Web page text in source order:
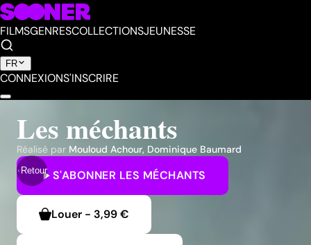
FILMSGENRESCOLLECTIONSJEUNESSE
FR
CONNEXIONS'INSCRIRE
Retour
Les méchants
Réalisé par Mouloud Achour, Dominique Baumard
S'ABONNER LES MÉCHANTS
Louer - 3,99 €